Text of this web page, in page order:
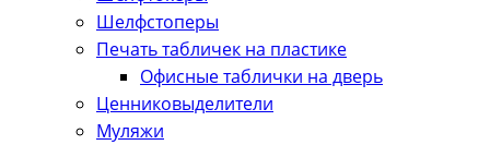
Шелфстоперы
Печать табличек на пластике
Офисные таблички на дверь
Ценниковыделители
Муляжи